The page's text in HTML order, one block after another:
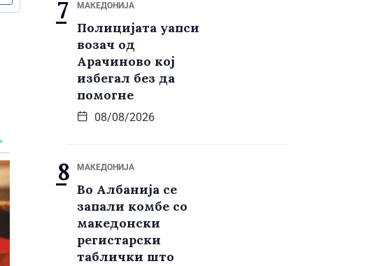
МАКЕДОНИЈА
Полицијата уапси
возач од
Арачиново кој
избегал без да
помогне
08/08/2026
МАКЕДОНИЈА
Во Албанија се
запали комбе со
македонски
регистарски
таблички што